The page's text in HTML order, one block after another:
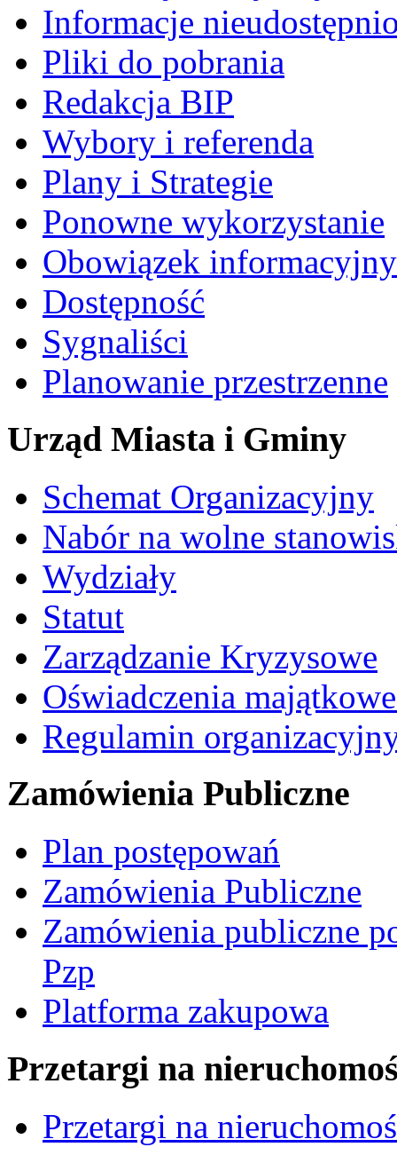
Informacje
Pliki do pobrania
Redakcja BIP
Wybory i referenda
Plany i Strategie
Ponowne wykorzystanie
Obowiązek informacyjny
Dostępność
Sygnaliści
Planowanie przestrzenne
Urząd Miasta i Gminy
Schemat Organizacyjny
Nabór na wolne
Wydziały
Statut
Zarządzanie Kryzysowe
Oświadczenia
Regulamin
Zamówienia Publiczne
Plan postępowań
Zamówienia Publiczne
Zamówienia publiczne
Pzp
Platforma zakupowa
Przetargi na
Przetargi na